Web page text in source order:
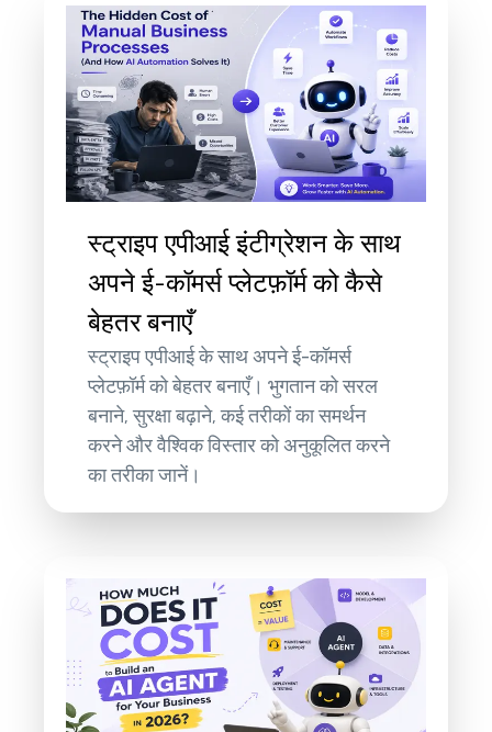
स्ट्राइप एपीआई इंटीग्रेशन के साथ
अपने ई-कॉमर्स प्लेटफ़ॉर्म को कैसे
बेहतर बनाएँ
स्ट्राइप एपीआई के साथ अपने ई-कॉमर्स
प्लेटफ़ॉर्म को बेहतर बनाएँ। भुगतान को सरल
बनाने, सुरक्षा बढ़ाने, कई तरीकों का समर्थन
करने और वैश्विक विस्तार को अनुकूलित करने
का तरीका जानें।